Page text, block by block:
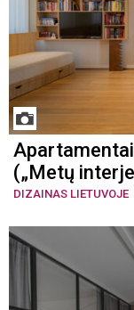
(„Metų
DIZAINAS LIETUVOJE